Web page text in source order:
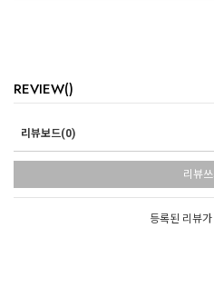
REVIEW()
리뷰보드(0)
리뷰
등록된 리뷰